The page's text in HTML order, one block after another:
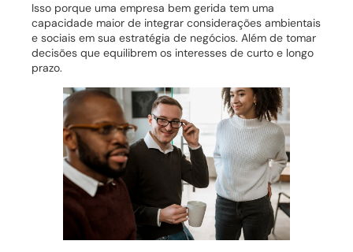
Isso porque uma empresa bem gerida tem uma
capacidade maior de integrar considerações ambientais
e sociais em sua estratégia de negócios. Além de tomar
decisões que equilibrem os interesses de curto e longo
prazo.